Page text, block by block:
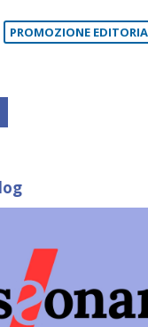
PROMOZIONE